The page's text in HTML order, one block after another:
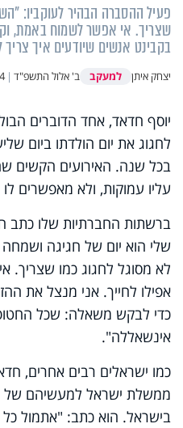
פעיל ההסברה הבהיר לעוקביו:
שצריך. אי אפשר לשמוח באמת,
בקבינט אנשים שיודעים איך
יצחק איתן למעקב ב' אלול התשפ"ד |
יוסף חדאד, אחד הדוברים
לחגוג את יום הולדתו ביום
בכל שנה. האירועים הקשים
עליו עמוקות, ולא מאפשרים לו
ברשתות החברתיות שלו כתב
שלי הוא יום של חגיגה
לא מסוגל לחגוג כמו
אפילו לחייך. אני מנצל את
כדי לבקש משאלה: שכל
אינשאללה".
כמו ישראלים רבים אחרים,
ממשלת ישראל למעשיהם של
בישראל. הוא כתב: "אתמול